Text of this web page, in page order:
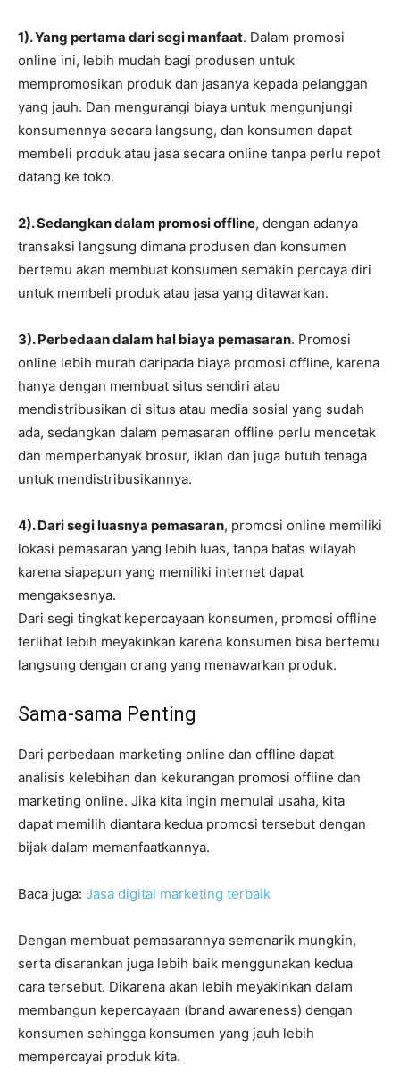
1). Yang pertama dari segi manfaat. Dalam promosi
online ini, lebih mudah bagi produsen untuk
mempromosikan produk dan jasanya kepada pelanggan
yang jauh. Dan mengurangi biaya untuk mengunjungi
konsumennya secara langsung, dan konsumen dapat
membeli produk atau jasa secara online tanpa perlu repot
datang ke toko.
2). Sedangkan dalam promosi offline, dengan adanya
transaksi langsung dimana produsen dan konsumen
bertemu akan membuat konsumen semakin percaya diri
untuk membeli produk atau jasa yang ditawarkan.
3). Perbedaan dalam hal biaya pemasaran. Promosi
online lebih murah daripada biaya promosi offline, karena
hanya dengan membuat situs sendiri atau
mendistribusikan di situs atau media sosial yang sudah
ada, sedangkan dalam pemasaran offline perlu mencetak
dan memperbanyak brosur, iklan dan juga butuh tenaga
untuk mendistribusikannya.
4). Dari segi luasnya pemasaran, promosi online memiliki
lokasi pemasaran yang lebih luas, tanpa batas wilayah
karena siapapun yang memiliki internet dapat
mengaksesnya.
Dari segi tingkat kepercayaan konsumen, promosi offline
terlihat lebih meyakinkan karena konsumen bisa bertemu
langsung dengan orang yang menawarkan produk.
Sama-sama Penting
Dari perbedaan marketing online dan offline dapat
analisis kelebihan dan kekurangan promosi offline dan
marketing online. Jika kita ingin memulai usaha, kita
dapat memilih diantara kedua promosi tersebut dengan
bijak dalam memanfaatkannya.
Baca juga: Jasa digital marketing terbaik
Dengan membuat pemasarannya semenarik mungkin,
serta disarankan juga lebih baik menggunakan kedua
cara tersebut. Dikarena akan lebih meyakinkan dalam
membangun kepercayaan (brand awareness) dengan
konsumen sehingga konsumen yang jauh lebih
mempercayai produk kita.